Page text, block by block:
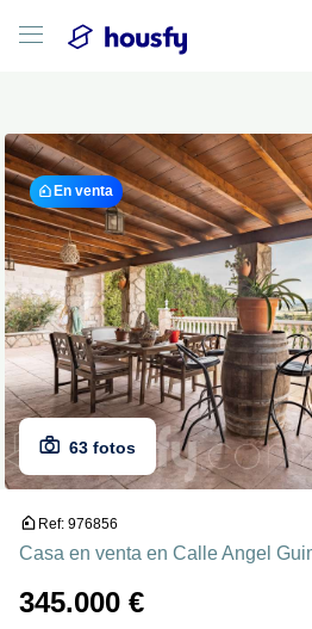
63 fotos
En venta
Ref: 976856
Casa en venta en Calle Angel
345.000 €